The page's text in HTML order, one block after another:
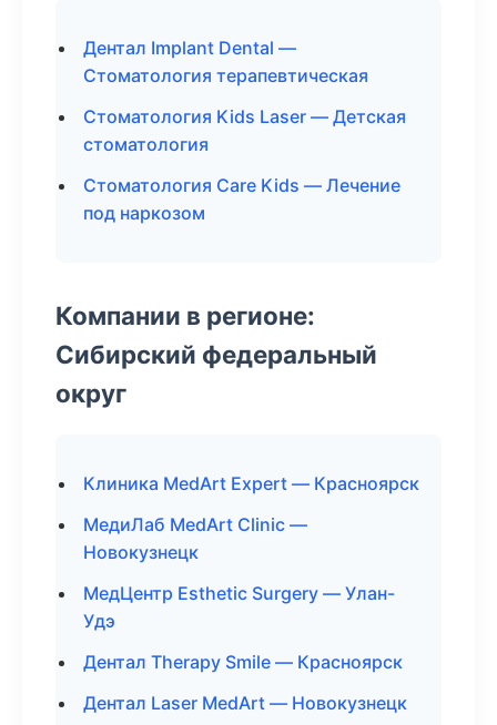
Дентал Implant Dental —
Стоматология терапевтическая
Стоматология Kids Laser — Детская
стоматология
Стоматология Care Kids — Лечение
под наркозом
Компании в регионе:
Сибирский федеральный
округ
Клиника MedArt Expert — Красноярск
МедиЛаб MedArt Clinic —
Новокузнецк
МедЦентр Esthetic Surgery — Улан-
Удэ
Дентал Therapy Smile — Красноярск
Дентал Laser MedArt — Новокузнецк